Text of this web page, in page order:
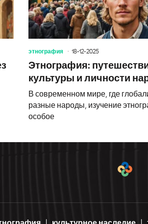
этнография 18-12-2025
Этнография:
культуры и личности
В современном мире, где
разные народы, изучение
особое